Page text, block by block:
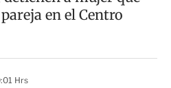
en el Centro
Hrs